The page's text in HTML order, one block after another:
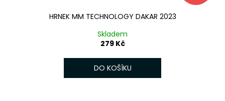
HRNEK MM TECHNOLOGY DAKAR 2023
Skladem
279 Kč
DO KOŠÍKU